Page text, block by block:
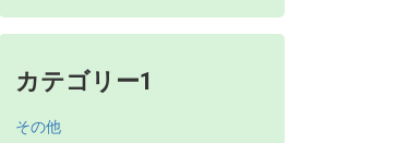
カテゴリー1
その他